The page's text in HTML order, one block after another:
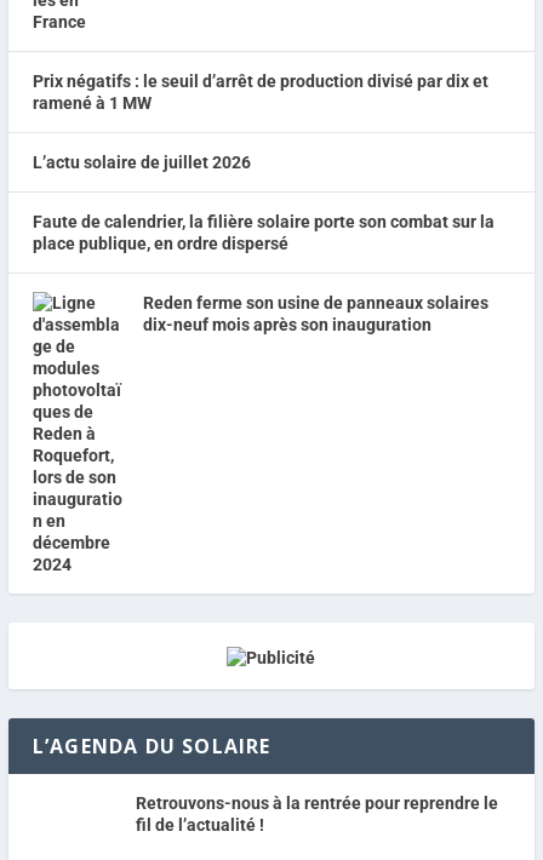
Prix négatifs : le seuil d’arrêt de production divisé par dix et
ramené à 1 MW
L’actu solaire de juillet 2026
Faute de calendrier, la filière solaire porte son combat sur la
place publique, en ordre dispersé
Reden ferme son usine de panneaux solaires
dix-neuf mois après son inauguration
L’AGENDA DU SOLAIRE
Retrouvons-nous à la rentrée pour reprendre le
fil de l’actualité !